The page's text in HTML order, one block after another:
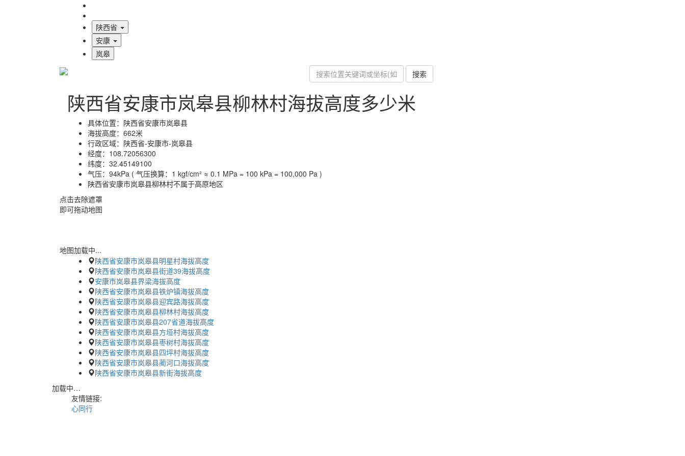
陕西省
安康
岚皋
搜索
陕西省安康市岚皋县柳林村海拔高度多少米
具体位置： 陕西省安康市岚皋县
海拔高度： 662米
行政区域： 陕西省-安康市-岚皋县
经度： 108.72056300
纬度： 32.45149100
气压： 94kPa ( 气压换算：1 kgf/cm² ≈ 0.1 MPa = 100 kPa = 100,000 Pa )
陕西省安康市岚皋县柳林村不属于高原地区
点击去除遮罩
即可拖动地图
地图加载中...
陕西省安康市岚皋县明星村海拔高度
陕西省安康市岚皋县街道39海拔高度
安康市岚皋县界梁海拔高度
陕西省安康市岚皋县铁炉镇海拔高度
陕西省安康市岚皋县迎宾路海拔高度
陕西省安康市岚皋县柳林村海拔高度
陕西省安康市岚皋县207省道海拔高度
陕西省安康市岚皋县方垭村海拔高度
陕西省安康市岚皋县枣树村海拔高度
陕西省安康市岚皋县四坪村海拔高度
陕西省安康市岚皋县蔺河口海拔高度
陕西省安康市岚皋县新街海拔高度
加载中…
友情链接:
心同行